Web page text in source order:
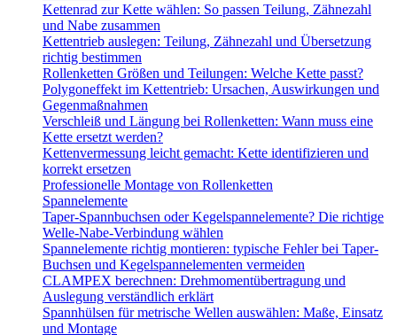
Kettenrad zur Kette wählen: So passen Teilung, Zähnezahl
und Nabe zusammen
Kettentrieb auslegen: Teilung, Zähnezahl und Übersetzung
richtig bestimmen
Rollenketten Größen und Teilungen: Welche Kette passt?
Polygoneffekt im Kettentrieb: Ursachen, Auswirkungen und
Gegenmaßnahmen
Verschleiß und Längung bei Rollenketten: Wann muss eine
Kette ersetzt werden?
Kettenvermessung leicht gemacht: Kette identifizieren und
korrekt ersetzen
Professionelle Montage von Rollenketten
Spannelemente
Taper-Spannbuchsen oder Kegelspannelemente? Die richtige
Welle-Nabe-Verbindung wählen
Spannelemente richtig montieren: typische Fehler bei Taper-
Buchsen und Kegelspannelementen vermeiden
CLAMPEX berechnen: Drehmomentübertragung und
Auslegung verständlich erklärt
Spannhülsen für metrische Wellen auswählen: Maße, Einsatz
und Montage